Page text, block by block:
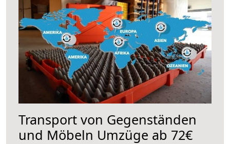
Transport von Gegenständen
und Möbeln Umzüge ab 72€